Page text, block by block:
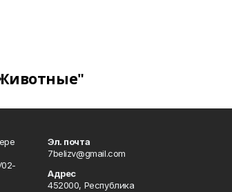
Эл. почта
7belizv@gmail.com
Адрес
452000, Республика